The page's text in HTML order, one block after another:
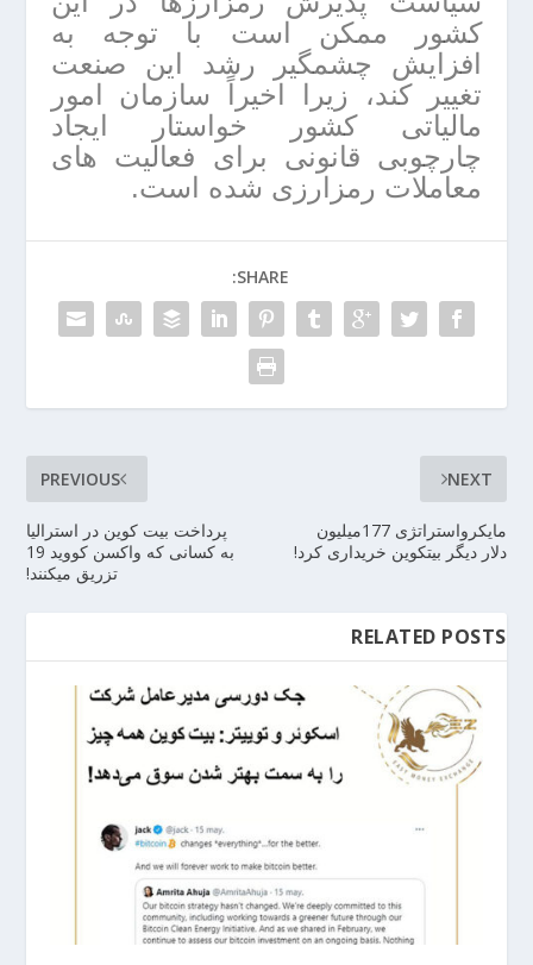
کشور ممکن است با توجه به
افزایش چشمگیر رشد این صنعت
تغییر کند، زیرا اخیراً سازمان امور
مالیاتی کشور خواستار ایجاد
چارچوبی قانونی برای فعالیت های
معاملات رمزارزی شده است.
SHARE:
PREVIOUS
پرداخت بیت کوین در استرالیا
به کسانی که واکسن کووید 19
تزریق میکنند!
NEXT
مایکرواستراتژی 177میلیون
دلار دیگر بیتکوین خریداری کرد!
RELATED POSTS